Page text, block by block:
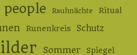
Rauhnächte Ritual
Runenkreis Schutz
Sommer Spiegel